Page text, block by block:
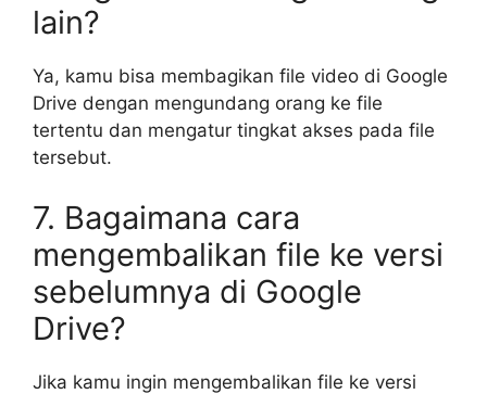
lain?
Ya, kamu bisa membagikan file video di Google
Drive dengan mengundang orang ke file
tertentu dan mengatur tingkat akses pada file
tersebut.
7. Bagaimana cara
mengembalikan file ke versi
sebelumnya di Google
Drive?
Jika kamu ingin mengembalikan file ke versi